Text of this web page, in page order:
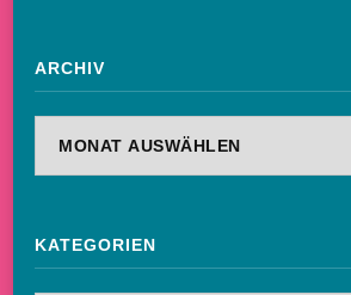
ARCHIV
KATEGORIEN